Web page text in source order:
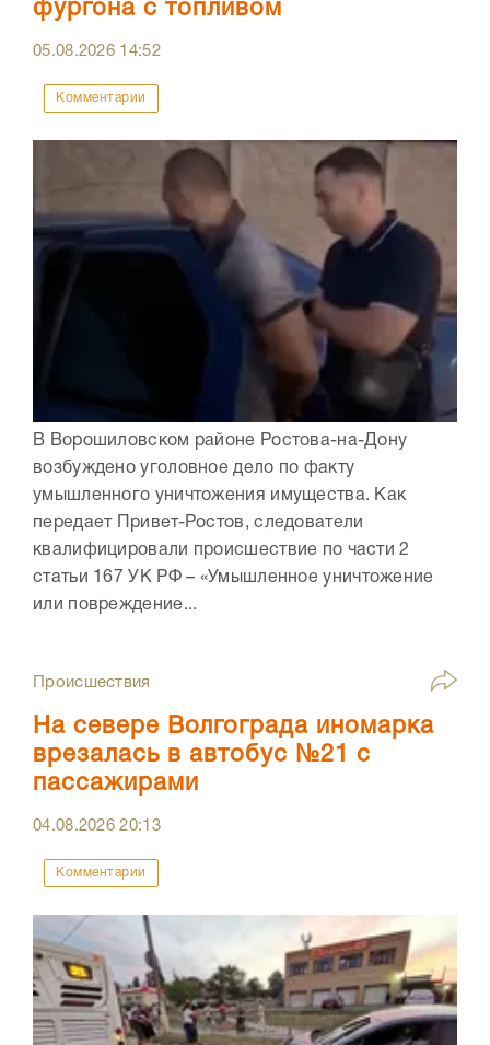
фургона с топливом
05.08.2026 14:52
Комментарии
В Ворошиловском районе Ростова-на-Дону
возбуждено уголовное дело по факту
умышленного уничтожения имущества. Как
передает Привет-Ростов, следователи
квалифицировали происшествие по части 2
статьи 167 УК РФ – «Умышленное уничтожение
или повреждение...
Происшествия
На севере Волгограда иномарка
врезалась в автобус №21 с
пассажирами
04.08.202620:13
Комментарии